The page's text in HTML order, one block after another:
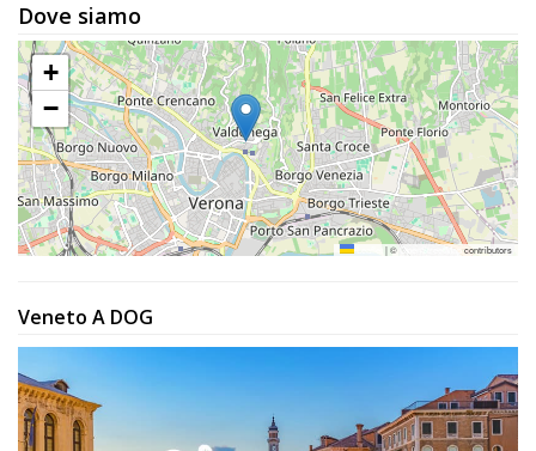
Dove siamo
+
−
|© OpenStreetMap contributors
Veneto A DOG